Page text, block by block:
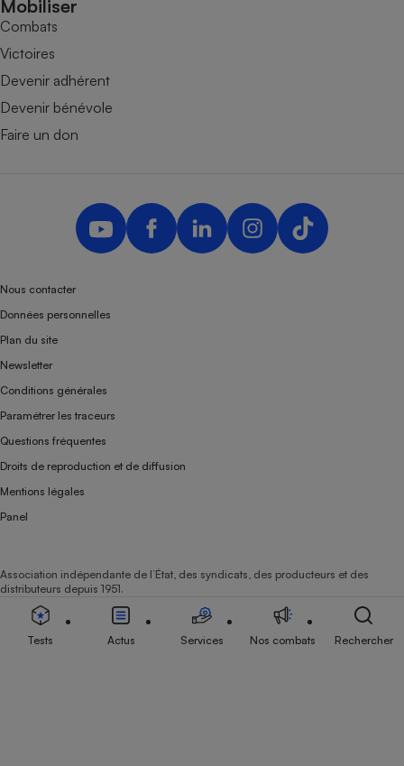
Mobiliser
Combats
Victoires
Devenir adhérent
Devenir bénévole
Faire un don
Nous contacter
Données personnelles
Plan du site
Newsletter
Conditions générales
Paramétrer les traceurs
Questions fréquentes
Droits de reproduction et de diffusion
Mentions légales
Panel
Association indépendante de l’État, des syndicats, des producteurs et des
distributeurs depuis 1951.
Tests Actus Services Nos combats Rechercher